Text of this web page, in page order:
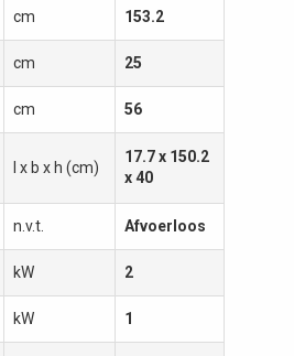
cm 153.2
cm 25
cm 56
l x b x h (cm)
17.7 x 150.2
x 40
n.v.t. Afvoerloos
kW 2
kW 1